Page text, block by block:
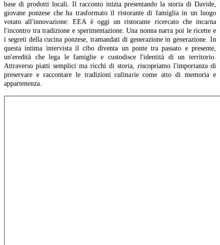
base di prodotti locali. Il racconto inizia presentando la storia di Davide,
giovane ponzese che ha trasformato il ristorante di famiglia in un luogo
votato all'innovazione: EEA è oggi un ristorante ricercato che incarna
l'incontro tra tradizione e sperimentazione. Una nonna narra poi le ricette e
i segreti della cucina ponzese, tramandati di generazione in generazione. In
questa intima intervista il cibo diventa un ponte tra passato e presente,
un'eredità che lega le famiglie e custodisce l'identità di un territorio.
Attraverso piatti semplici ma ricchi di storia, riscopriamo l'importanza di
preservare e raccontare le tradizioni culinarie come atto di memoria e
appartenenza.